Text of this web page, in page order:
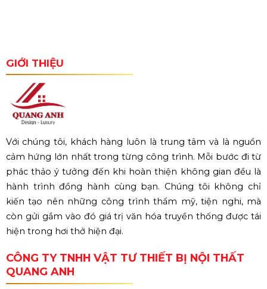
GIỚI THIỆU
Với chúng tôi, khách hàng luôn là trung tâm và là nguồn
cảm hứng lớn nhất trong từng công trình. Mỗi bước đi từ
phác thảo ý tưởng đến khi hoàn thiện không gian đều là
hành trình đồng hành cùng bạn. Chúng tôi không chỉ
kiến tạo nên những công trình thẩm mỹ, tiện nghi, mà
còn gửi gắm vào đó giá trị văn hóa truyền thống được tái
hiện trong hơi thở hiện đại.
CÔNG TY TNHH VẬT TƯ THIẾT BỊ NỘI THẤT
QUANG ANH